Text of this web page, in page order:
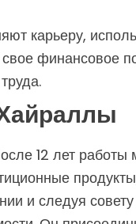
карьеру,
финансовое
12 лет
и следуя